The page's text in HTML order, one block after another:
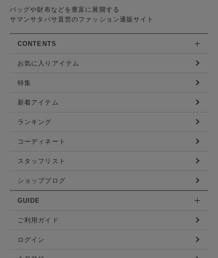
バッグや財布などを豊富に展開する
サマンサタバサ直営のファッション通販サイト
CONTENTS
お気に入りアイテム
特集
新着アイテム
ランキング
コーディネート
スタッフリスト
ショップブログ
GUIDE
ご利用ガイド
ログイン